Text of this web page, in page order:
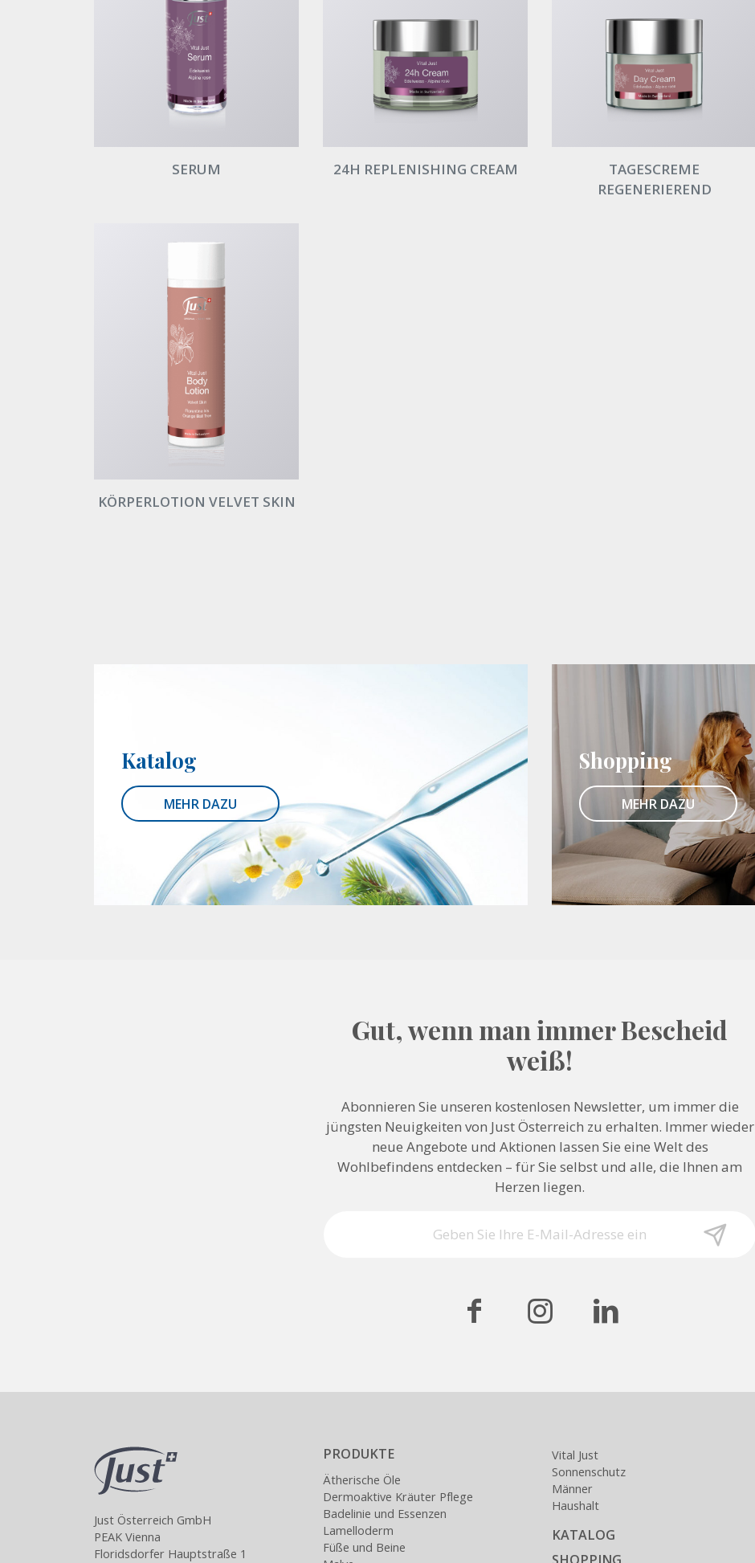
SERUM 24H REPLENISHING CREAM
TAGESCREME
REGENERIEREND
KÖRPERLOTION VELVET SKIN
Katalog
MEHR DAZU
Shopping
MEHR DAZU
Gut, wenn man immer Bescheid
weiß!
Abonnieren Sie unseren kostenlosen Newsletter, um immer die
jüngsten Neuigkeiten von Just Österreich zu erhalten. Immer wieder
neue Angebote und Aktionen lassen Sie eine Welt des
Wohlbefindens entdecken – für Sie selbst und alle, die Ihnen am
Herzen liegen.
Just Österreich GmbH
PEAK Vienna
Floridsdorfer Hauptstraße 1
PRODUKTE
Ätherische Öle
Dermoaktive Kräuter Pflege
Badelinie und Essenzen
Lamelloderm
Füße und Beine
Vital Just
Sonnenschutz
Männer
Haushalt
KATALOG